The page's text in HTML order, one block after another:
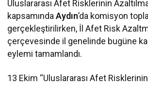
Uluslararası Afet Risklerinin
kapsamındaAydın’da komisyon
gerçekleştirilirken, İl Afet Risk
çerçevesinde il genelinde bugüne
eylemi tamamlandı.
13 Ekim “Uluslararası Afet